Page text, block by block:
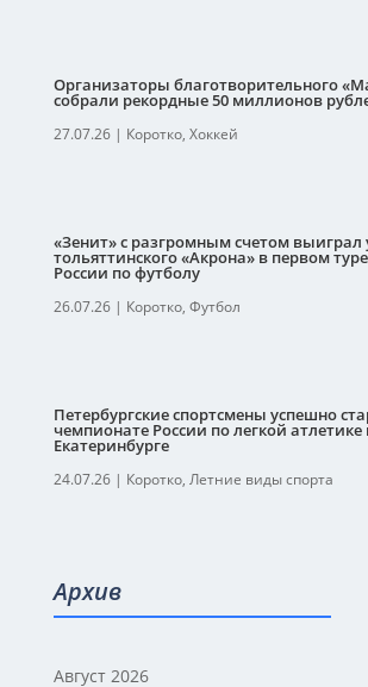
Организаторы благотворительного
собрали рекордные 50 миллионов
27.07.26| Коротко, Хоккей
«Зенит» с разгромным счетом выиграл
тольяттинского «Акрона» в первом
России по футболу
26.07.26| Коротко, Футбол
Петербургские спортсмены успешно
чемпионате России по легкой атлетике
Екатеринбурге
24.07.26| Коротко, Летние виды спорта
Архив
Август 2026